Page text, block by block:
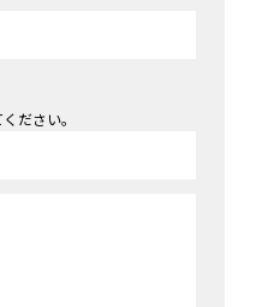
ださい。